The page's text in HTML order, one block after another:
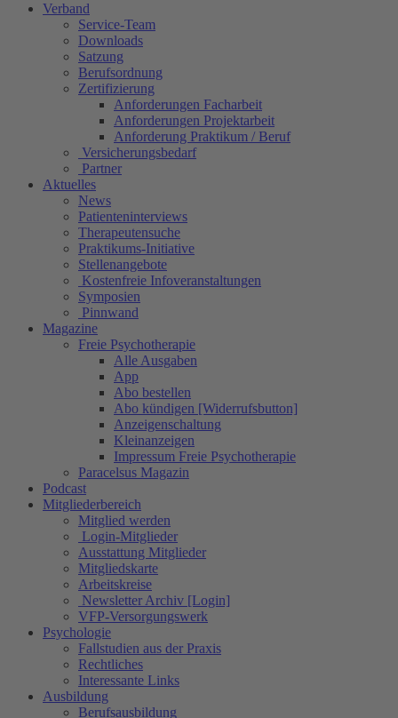
Verband
Service-Team
Downloads
Satzung
Berufsordnung
Zertifizierung
Anforderungen Facharbeit
Anforderungen Projektarbeit
Anforderung Praktikum / Beruf
Versicherungsbedarf
Partner
Aktuelles
News
Patienteninterviews
Therapeutensuche
Praktikums-Initiative
Stellenangebote
Kostenfreie Infoveranstaltungen
Symposien
Pinnwand
Magazine
Freie Psychotherapie
Alle Ausgaben
App
Abo bestellen
Abo kündigen [Widerrufsbutton]
Anzeigenschaltung
Kleinanzeigen
Impressum Freie Psychotherapie
Paracelsus Magazin
Podcast
Mitgliederbereich
Mitglied werden
Login-Mitglieder
Ausstattung Mitglieder
Mitgliedskarte
Arbeitskreise
Newsletter Archiv [Login]
VFP-Versorgungswerk
Psychologie
Fallstudien aus der Praxis
Rechtliches
Interessante Links
Ausbildung
Berufsausbildung